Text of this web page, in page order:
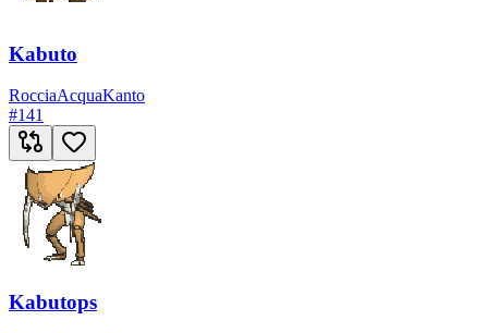
Kabuto
RocciaAcquaKanto
#141
Kabutops